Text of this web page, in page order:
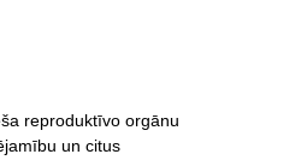
reproduktīvo orgānu
un citus